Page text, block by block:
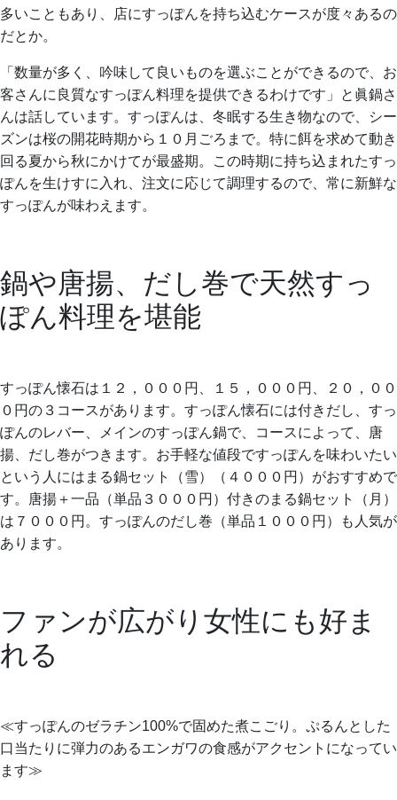
多いこともあり、店にすっぽんを持ち込むケースが度々あるの
だとか。
「数量が多く、吟味して良いものを選ぶことができるので、お
客さんに良質なすっぽん料理を提供できるわけです」と眞鍋さ
んは話しています。すっぽんは、冬眠する生き物なので、シー
ズンは桜の開花時期から１０月ごろまで。特に餌を求めて動き
回る夏から秋にかけてが最盛期。この時期に持ち込まれたすっ
ぽんを生けすに入れ、注文に応じて調理するので、常に新鮮な
すっぽんが味わえます。
鍋や唐揚、だし巻で天然すっ
ぽん料理を堪能
すっぽん懐石は１２，０００円、１５，０００円、２０，００
０円の３コースがあります。すっぽん懐石には付きだし、すっ
ぽんのレバー、メインのすっぽん鍋で、コースによって、唐
揚、だし巻がつきます。お手軽な値段ですっぽんを味わいたい
という人にはまる鍋セット（雪）（４０００円）がおすすめで
す。唐揚＋一品（単品３０００円）付きのまる鍋セット（月）
は７０００円。すっぽんのだし巻（単品１０００円）も人気が
あります。
ファンが広がり女性にも好ま
れる
≪すっぽんのゼラチン100%で固めた煮こごり。ぷるんとした
口当たりに弾力のあるエンガワの食感がアクセントになってい
ます≫